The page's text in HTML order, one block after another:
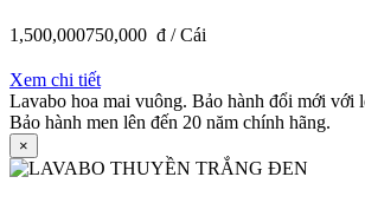
1,500,000750,000 đ / Cái
Xem chi tiết
Lavabo hoa mai vuông. Bảo hành đổi mới với
Bảo hành men lên đến 20 năm chính hãng.
×